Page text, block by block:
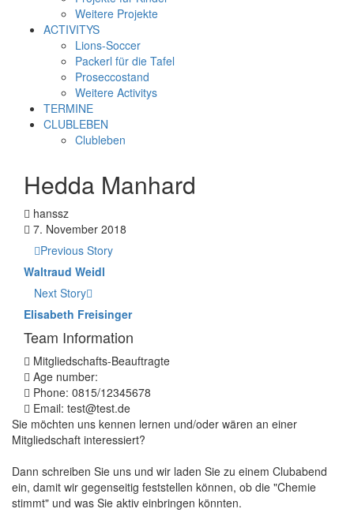
Weitere Projekte
ACTIVITYS
Lions-Soccer
Packerl für die Tafel
Proseccostand
Weitere Activitys
TERMINE
CLUBLEBEN
Clubleben
Hedda Manhard
hanssz
7. November 2018
Previous Story
Waltraud Weidl
Next Story
Elisabeth Freisinger
Team Information
Mitgliedschafts-Beauftragte
Age number:
Phone: 0815/12345678
Email: test@test.de
Sie möchten uns kennen lernen und/oder wären an einer
Mitgliedschaft interessiert?
Dann schreiben Sie uns und wir laden Sie zu einem Clubabend
ein, damit wir gegenseitig feststellen können, ob die "Chemie
stimmt" und was Sie aktiv einbringen könnten.